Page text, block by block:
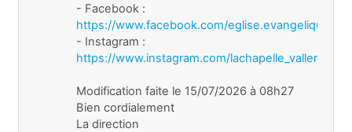
- Facebook :
https://www.facebook.com/
- Instagram :
https://www.instagram.com/
Modification faite le 15/07/2026 à 08h27
Bien cordialement
La direction